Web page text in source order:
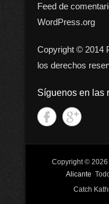
Feed de
WordPress.org
Copyright © 2014
los derechos
Síguenos en las
Copyright © 2026
Alicante
Catch